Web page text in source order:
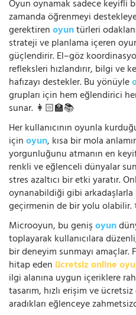
Oyun oynamak sadece keyifli
zamanda öğrenmeyi
gerektirenoyuntürleri
strateji ve planlama içeren
güçlendirir. El–göz
refleksleri hızlandırır, bilgi ve
hafızayı destekler. Bu yönüyle
grupları için hem eğlendirici
sunar. 👩🏻‍🏫📚
Her kullanıcının oyunla
içinoyun, kısa bir mola
yorgunluğunu atmanın en
renkli ve eğlenceli dünyalar
stres azaltıcı bir etki yaratır.
oynanabildiği gibi
geçirmenin de bir yolu olabilir.
Microoyun, bu genişoyun
toplayarak kullanıcılara
bir deneyim sunmayı amaçlar.
hitap eden ücretsiz online
ilgi alanına uygun içeriklere
tasarım, hızlı erişim ve
aradıkları eğlenceye